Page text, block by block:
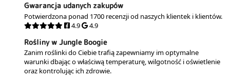
Gwarancja udanych zakupów
Potwierdzona ponad 1700 recenzji od naszych klientek i klientów.
4.9
4.9
Rośliny w Jungle Boogie
Zanim roślinki do Ciebie trafią zapewniamy im optymalne
warunki dbając o właściwą temperaturę, wilgotność i oświetlenie
oraz kontrolując ich zdrowie.